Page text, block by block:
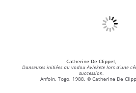
Catherine De Clippel,
Danseuses initiées au vodou Avlekete lors d’une
succession.
Anfoin, Togo, 1988. © Catherine De